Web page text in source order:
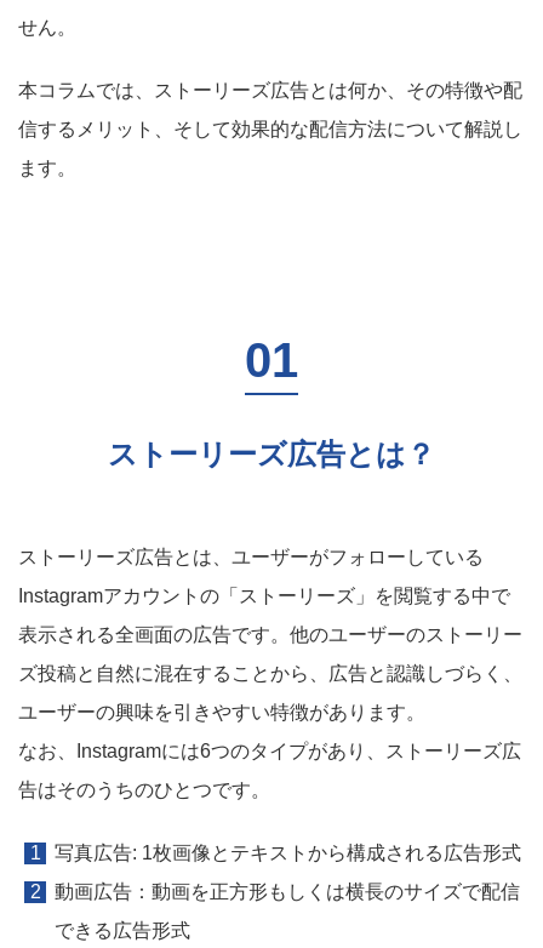
せん。
本コラムでは、ストーリーズ広告とは何か、その特徴や配
信するメリット、そして効果的な配信方法について解説し
ます。
ストーリーズ広告とは？
ストーリーズ広告とは、ユーザーがフォローしている
Instagramアカウントの「ストーリーズ」を閲覧する中で
表示される全画面の広告です。他のユーザーのストーリー
ズ投稿と自然に混在することから、広告と認識しづらく、
ユーザーの興味を引きやすい特徴があります。
なお、Instagramには6つのタイプがあり、ストーリーズ広
告はそのうちのひとつです。
写真広告: 1枚画像とテキストから構成される広告形式
動画広告：動画を正方形もしくは横長のサイズで配信
できる広告形式